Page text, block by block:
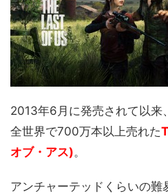
2013年6月に発売されて以来、
全世界で700万本以上売れた
オブ・アス)。
アンチャーテッドくらいの難